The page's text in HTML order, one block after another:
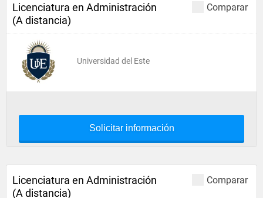
Comparar
Licenciatura en Administración
(A distancia)
Universidad del Este
Solicitar información
Comparar
Licenciatura en Administración
(A distancia)